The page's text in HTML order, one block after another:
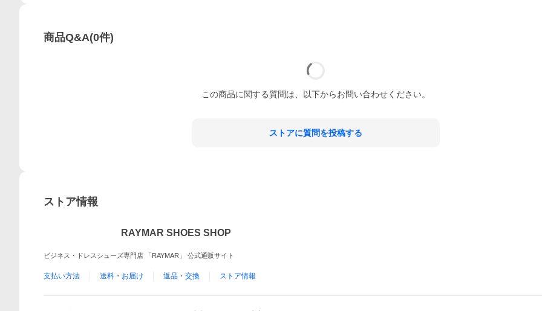
商品Q&A(0件)
この商品に関する質問は、以下からお問い合わせください。
ストアに質問を投稿する
ストア情報
RAYMAR SHOES SHOP
ビジネス・ドレスシューズ専門店 「RAYMAR」 公式通販サイト
支払い方法 送料・お届け 返品・交換 ストア情報